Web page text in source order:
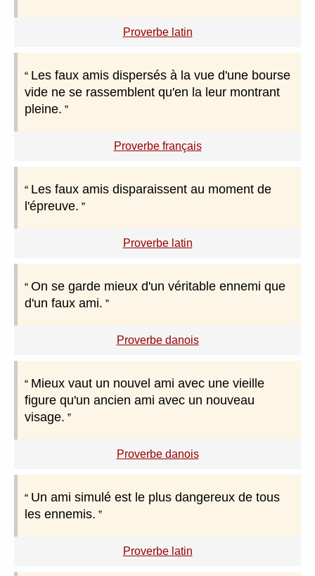
Proverbe latin
Les faux amis dispersés à la vue d'une bourse
vide ne se rassemblent qu'en la leur montrant
pleine.
Proverbe français
Les faux amis disparaissent au moment de
l'épreuve.
Proverbe latin
On se garde mieux d'un véritable ennemi que
d'un faux ami.
Proverbe danois
Mieux vaut un nouvel ami avec une vieille
figure qu'un ancien ami avec un nouveau
visage.
Proverbe danois
Un ami simulé est le plus dangereux de tous
les ennemis.
Proverbe latin